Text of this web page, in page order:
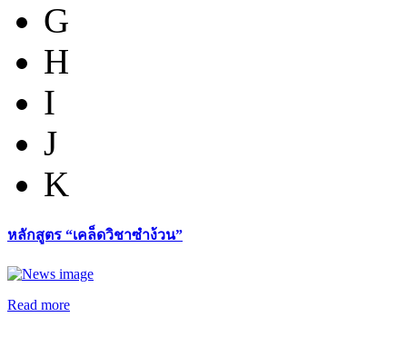
G
H
I
J
K
หลักสูตร “เคล็ดวิชาซำง้วน”
Read more